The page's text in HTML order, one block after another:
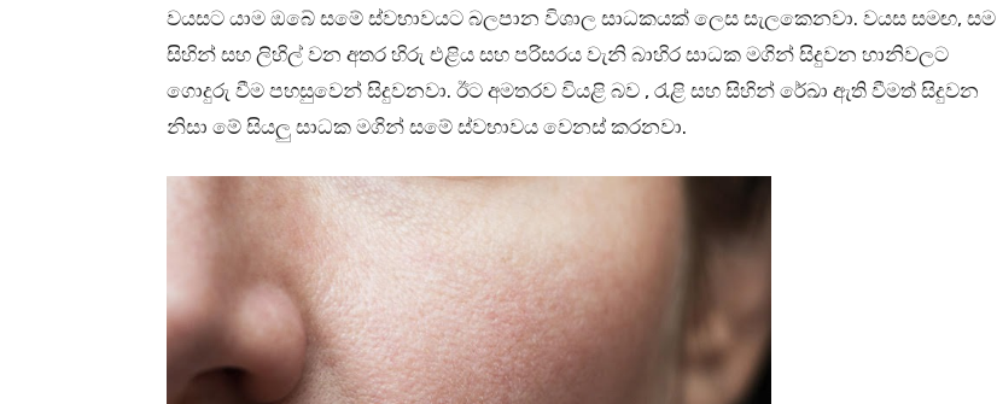
වයසට යාම ඔබේ සමේ ස්වභාවයට බලපාන විශාල සාධකයක් ලෙස සැලකෙනවා. වයස සමඟ, සම
සිහින් සහ ලිහිල් වන අතර හිරු එළිය සහ පරිසරය වැනි බාහිර සාධක මගින් සිදුවන හානිවලට
ගොදුරු වීම පහසුවෙන් සිදුවනවා. ඊට අමතරව වියළි බව , රැළි සහ සිහින් රේඛා ඇති වීමත් සිදුවන
නිසා මේ සියලු සාධක මගින් සමේ ස්වභාවය වෙනස් කරනවා.